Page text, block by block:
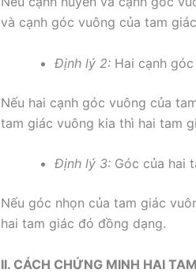
và cạnh góc vuông của tam
Định lý 2: Hai cạnh
Nếu hai cạnh góc vuông của
tam giác vuông kia thì hai tam
Định lý 3: Góc của hai
Nếu góc nhọn của tam giác
hai tam giác đó đồng dạng.
II. CÁCH CHỨNG MINH HAI